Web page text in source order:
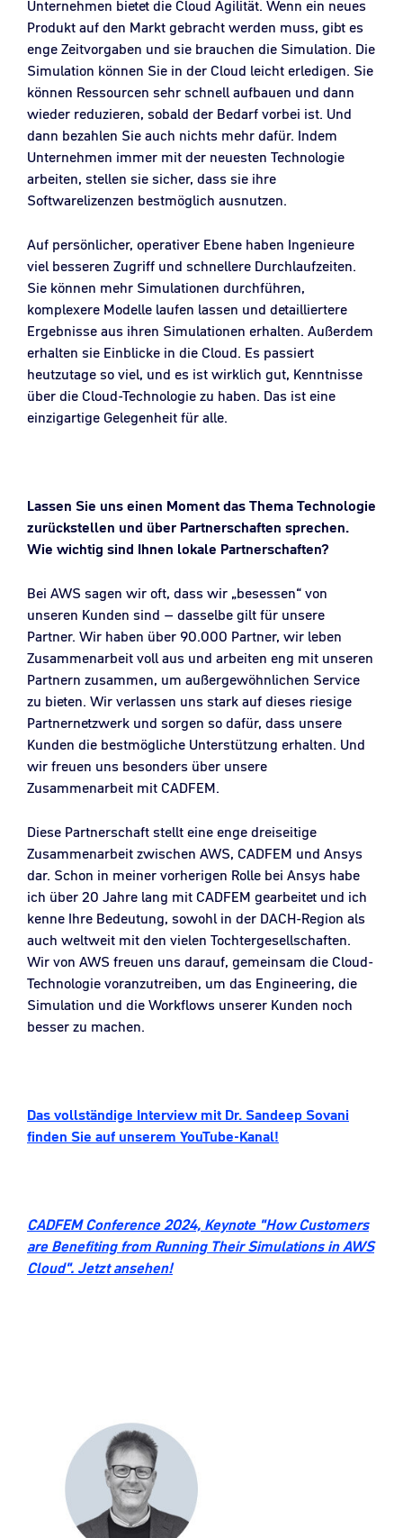
Unternehmen bietet die Cloud Agilität. Wenn ein neues
Produkt auf den Markt gebracht werden muss, gibt es
enge Zeitvorgaben und sie brauchen die Simulation. Die
Simulation können Sie in der Cloud leicht erledigen. Sie
können Ressourcen sehr schnell aufbauen und dann
wieder reduzieren, sobald der Bedarf vorbei ist. Und
dann bezahlen Sie auch nichts mehr dafür. Indem
Unternehmen immer mit der neuesten Technologie
arbeiten, stellen sie sicher, dass sie ihre
Softwarelizenzen bestmöglich ausnutzen.
Auf persönlicher, operativer Ebene haben Ingenieure
viel besseren Zugriff und schnellere Durchlaufzeiten.
Sie können mehr Simulationen durchführen,
komplexere Modelle laufen lassen und detailliertere
Ergebnisse aus ihren Simulationen erhalten. Außerdem
erhalten sie Einblicke in die Cloud. Es passiert
heutzutage so viel, und es ist wirklich gut, Kenntnisse
über die Cloud-Technologie zu haben. Das ist eine
einzigartige Gelegenheit für alle.
Lassen Sie uns einen Moment das Thema Technologie
zurückstellen und über Partnerschaften sprechen.
Wie wichtig sind Ihnen lokale Partnerschaften?
Bei AWS sagen wir oft, dass wir „besessen“ von
unseren Kunden sind – dasselbe gilt für unsere
Partner. Wir haben über 90.000 Partner, wir leben
Zusammenarbeit voll aus und arbeiten eng mit unseren
Partnern zusammen, um außergewöhnlichen Service
zu bieten. Wir verlassen uns stark auf dieses riesige
Partnernetzwerk und sorgen so dafür, dass unsere
Kunden die bestmögliche Unterstützung erhalten. Und
wir freuen uns besonders über unsere
Zusammenarbeit mit CADFEM.
Diese Partnerschaft stellt eine enge dreiseitige
Zusammenarbeit zwischen AWS, CADFEM und Ansys
dar. Schon in meiner vorherigen Rolle bei Ansys habe
ich über 20 Jahre lang mit CADFEM gearbeitet und ich
kenne Ihre Bedeutung, sowohl in der DACH-Region als
auch weltweit mit den vielen Tochtergesellschaften.
Wir von AWS freuen uns darauf, gemeinsam die Cloud-
Technologie voranzutreiben, um das Engineering, die
Simulation und die Workflows unserer Kunden noch
besser zu machen.
Das vollständige Interview mit Dr. Sandeep Sovani
finden Sie auf unserem YouTube-Kanal!
CADFEM Conference 2024, Keynote "How Customers
are Benefiting from Running Their Simulations in AWS
Cloud". Jetzt ansehen!